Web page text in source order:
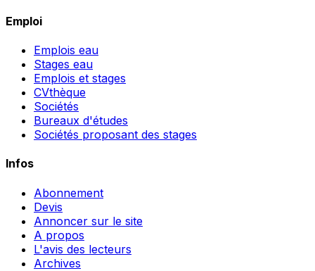
Emploi
Emplois eau
Stages eau
Emplois et stages
CVthèque
Sociétés
Bureaux d'études
Sociétés proposant des stages
Infos
Abonnement
Devis
Annoncer sur le site
A propos
L'avis des lecteurs
Archives